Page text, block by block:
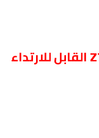
مواصفات جوال/ موبايل هاتف زد تي إي نوبيا ZTE nubia Alpha القابل للارتداء